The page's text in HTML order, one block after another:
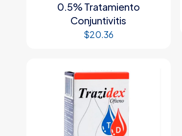
0.5% Tratamiento
Conjuntivitis
$20.36